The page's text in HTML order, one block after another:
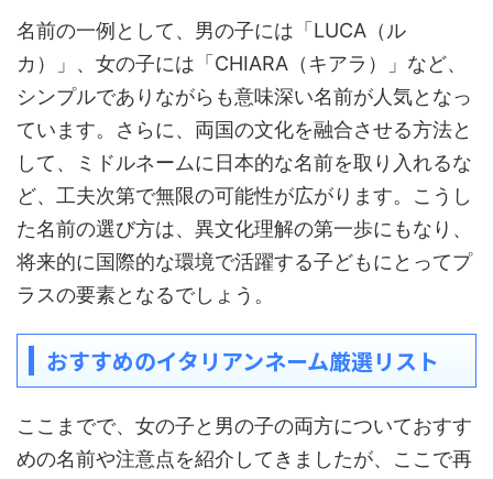
名前の一例として、男の子には「LUCA（ル
カ）」、女の子には「CHIARA（キアラ）」など、
シンプルでありながらも意味深い名前が人気となっ
ています。さらに、両国の文化を融合させる方法と
して、ミドルネームに日本的な名前を取り入れるな
ど、工夫次第で無限の可能性が広がります。こうし
た名前の選び方は、異文化理解の第一歩にもなり、
将来的に国際的な環境で活躍する子どもにとってプ
ラスの要素となるでしょう。
おすすめのイタリアンネーム厳選リスト
ここまでで、女の子と男の子の両方についておすす
めの名前や注意点を紹介してきましたが、ここで再